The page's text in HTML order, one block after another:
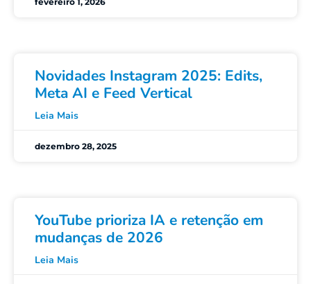
Novidades Instagram 2025: Edits,
Meta AI e Feed Vertical
Leia Mais
dezembro 28, 2025
YouTube prioriza IA e retenção em
mudanças de 2026
Leia Mais